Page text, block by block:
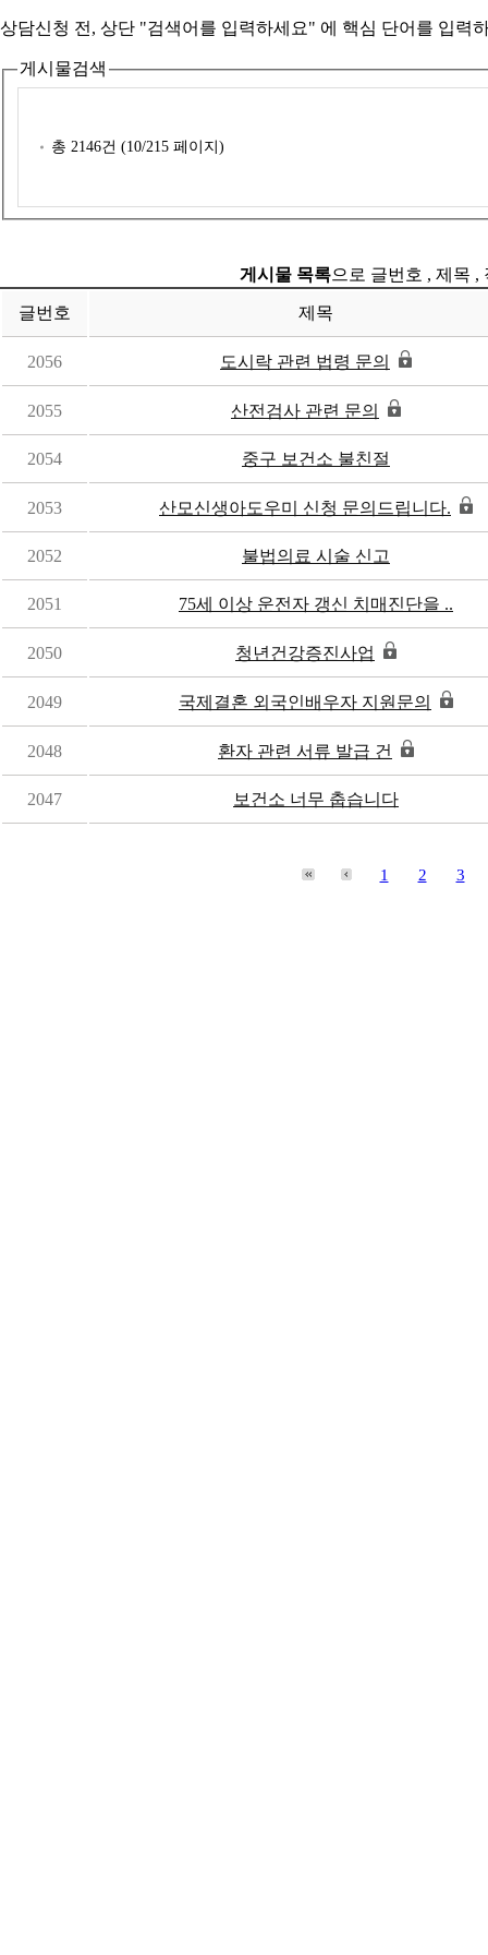
상담신청 전, 상단 "검색어를 입력하세요" 에 핵심 단어를 입력
게시물검색
총 2146건 (10/215 페이지)
게시물 목록으로 글번호 , 제목 ,
글번호 제목
2056 도시락 관련 법령 문의
2055 산전검사 관련 문의
2054 중구 보건소 불친절
2053 산모신생아도우미 신청 문의드립니다.
2052 불법의료 시술 신고
2051 75세 이상 운전자 갱신 치매진단을 ..
2050 청년건강증진사업
2049 국제결혼 외국인배우자 지원문의
2048 환자 관련 서류 발급 건
2047 보건소 너무 춥습니다
1 2 3